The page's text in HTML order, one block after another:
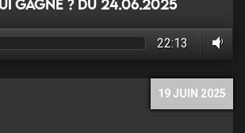
gagne ? du 24.06.2025
22:13
19 JUIN 2025